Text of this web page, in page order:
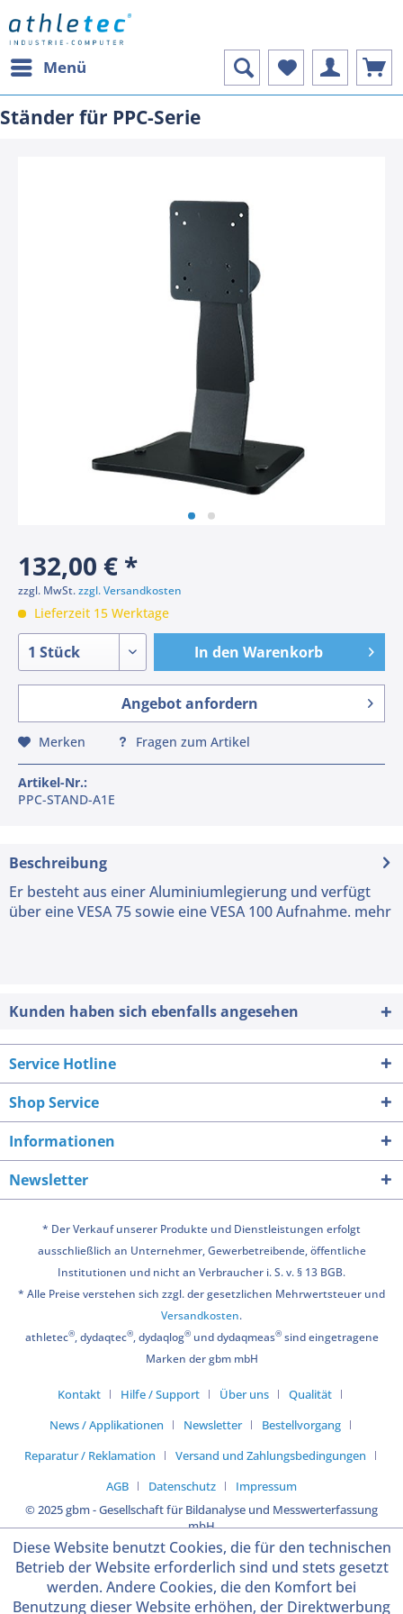
Menü
Ständer für PPC-Serie
132,00 € *
zzgl. MwSt.zzgl. Versandkosten
Lieferzeit 15 Werktage
In den Warenkorb
Angebot anfordern
Merken Fragen zum Artikel
Artikel-Nr.:
PPC-STAND-A1E
Beschreibung
Er besteht aus einer Aluminiumlegierung und verfügt
über eine VESA 75 sowie eine VESA 100 Aufnahme. mehr
Kunden haben sich ebenfalls angesehen
Service Hotline
Shop Service
Informationen
Newsletter
* Der Verkauf unserer Produkte und Dienstleistungen erfolgt
ausschließlich an Unternehmer, Gewerbetreibende, öffentliche
Institutionen und nicht an Verbraucher i. S. v. § 13 BGB.
* Alle Preise verstehen sich zzgl. der gesetzlichen Mehrwertsteuer und
Versandkosten.
athletec®, dydaqtec®, dydaqlog®und dydaqmeas®sind eingetragene
Marken der gbm mbH
Kontakt Hilfe / Support Über uns
Qualität
News / Applikationen
Newsletter
Bestellvorgang
Reparatur / Reklamation
Versand und Zahlungsbedingungen
AGB
Datenschutz
Impressum
© 2025 gbm - Gesellschaft für Bildanalyse und Messwerterfassung
mbH
Diese Website benutzt Cookies, die für den technischen
Betrieb der Website erforderlich sind und stets gesetzt
werden. Andere Cookies, die den Komfort bei
Benutzung dieser Website erhöhen, der Direktwerbung